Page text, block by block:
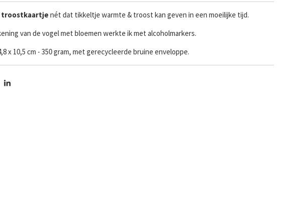
troostkaartjenét dat tikkeltje warmte & troost kan geven in een moeilijke tijd.
van de vogel met bloemen werkte ik met alcoholmarkers.
x 10,5 cm - 350 gram, met gerecycleerde bruine enveloppe.
S